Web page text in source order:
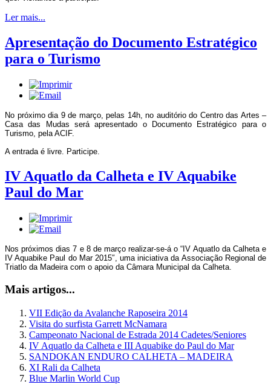
Ler mais...
Apresentação do Documento Estratégico
para o Turismo
No próximo dia 9 de março, pelas 14h, no auditório do Centro das Artes –
Casa das Mudas será apresentado o Documento Estratégico para o
Turismo, pela ACIF.
A entrada é livre. Participe.
IV Aquatlo da Calheta e IV Aquabike
Paul do Mar
Nos próximos dias 7 e 8 de março realizar-se-á o “IV Aquatlo da Calheta e
IV Aquabike Paul do Mar 2015″, uma iniciativa da Associação Regional de
Triatlo da Madeira com o apoio da Câmara Municipal da Calheta.
Mais artigos...
VII Edição da Avalanche Raposeira 2014
Visita do surfista Garrett McNamara
Campeonato Nacional de Estrada 2014 Cadetes/Seniores
IV Aquatlo da Calheta e III Aquabike do Paul do Mar
SANDOKAN ENDURO CALHETA – MADEIRA
XI Rali da Calheta
Blue Marlin World Cup